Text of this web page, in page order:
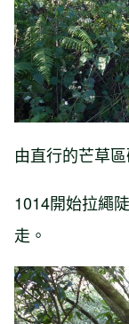
由直行的芒草
1014開始拉繩
走。